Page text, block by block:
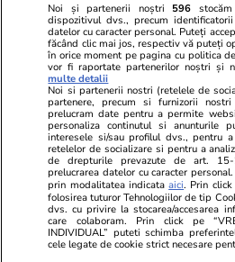
Lifestyle
De ce să nu păstrezi cartofii
lângă ceapă
Lifestyle
Ce este batch cooking și cum
Noi și partenerii noștri 596
dispozitivul dvs., precum
datelor cu caracter personal. Puteți
făcând clic mai jos, respectiv vă puteți
în orice moment pe pagina cu politica
vor fi raportate partenerilor noștri și
multe detalii
Noi si partenerii nostri (retelele de
partenere, precum si furnizorii
prelucram date pentru a permite
personaliza continutul si anunturile
interesele si/sau profilul dvs., pentru
retelelor de socializare si pentru a
de drepturile prevazute de art.
prelucrarea datelor cu caracter
prin modalitatea indicataaici. Prin click
folosirea tuturor Tehnologiilor de tip
dvs. cu privire la stocarea/accesarea
care colaboram. Prin click pe
INDIVIDUAL” puteti schimba
cele legate de cookie strict necesare